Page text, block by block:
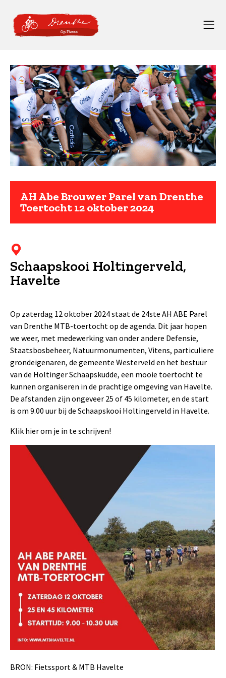
AH Abe Brouwer Parel van Drenthe
Toertocht 12 oktober 2024
Schaapskooi Holtingerveld,
Havelte
Op zaterdag 12 oktober 2024 staat de 24ste AH ABE Parel
van Drenthe MTB-toertocht op de agenda. Dit jaar hopen
we weer, met medewerking van onder andere Defensie,
Staatsbosbeheer, Natuurmonumenten, Vitens, particuliere
grondeigenaren, de gemeente Westerveld en het bestuur
van de Holtinger Schaapskudde, een mooie toertocht te
kunnen organiseren in de prachtige omgeving van Havelte.
De afstanden zijn ongeveer 25 of 45 kilometer, en de start
is om 9.00 uur bij de Schaapskooi Holtingerveld in Havelte.
Klik hier om je in te schrijven!
BRON: Fietssport& MTB Havelte